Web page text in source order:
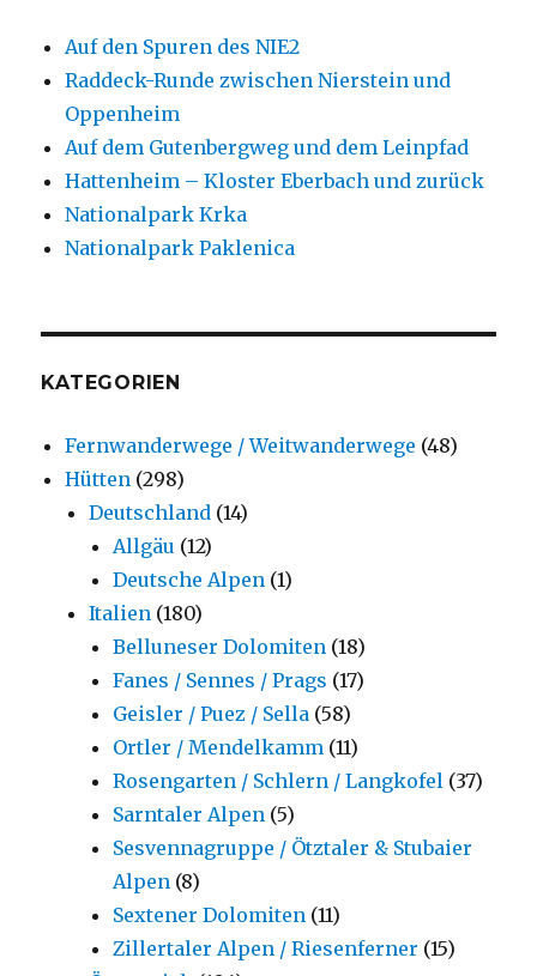
Auf den Spuren des NIE2
Raddeck-Runde zwischen Nierstein und
Oppenheim
Auf dem Gutenbergweg und dem Leinpfad
Hattenheim – Kloster Eberbach und zurück
Nationalpark Krka
Nationalpark Paklenica
KATEGORIEN
Fernwanderwege / Weitwanderwege (48)
Hütten (298)
Deutschland (14)
Allgäu (12)
Deutsche Alpen (1)
Italien (180)
Belluneser Dolomiten (18)
Fanes / Sennes / Prags (17)
Geisler / Puez / Sella (58)
Ortler / Mendelkamm (11)
Rosengarten / Schlern / Langkofel (37)
Sarntaler Alpen (5)
Sesvennagruppe / Ötztaler & Stubaier
Alpen (8)
Sextener Dolomiten (11)
Zillertaler Alpen / Riesenferner (15)